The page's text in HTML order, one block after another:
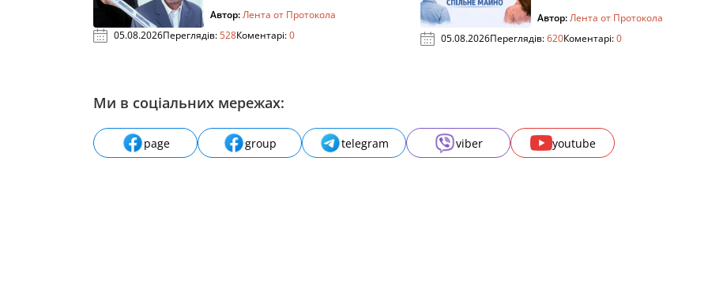
Автор:Лента от Протокола
05.08.2026Переглядів:528Коментарі:0
Автор:Лента от Протокола
05.08.2026Переглядів:620Коментарі:0
Ми в соціальних мережах:
page group telegram viber youtube